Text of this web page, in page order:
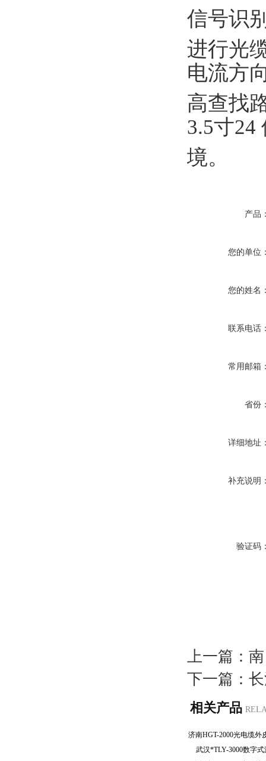
信号识
进行光
电流方
高查找
3.5寸24
境。
产品
您的单位
您的姓名
联系电话
常用邮箱
省份
详细地址
补充说明
验证码
上一篇：
下一篇：
相关产品
武汉*TLY-3000数字